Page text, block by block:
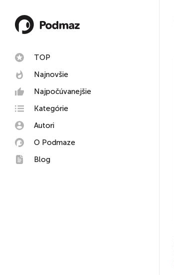
TOP
Najnovšie
Najpočúvanejšie
Kategórie
Autori
O Podmaze
Blog